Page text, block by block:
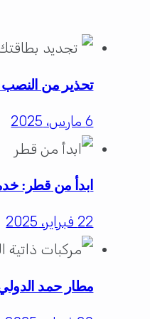
تحذير من
6 مارس، 2025
ابدأ من قطر:
22 فبراير، 2025
مطار حمد